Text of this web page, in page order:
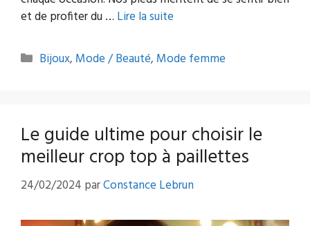
et de profiter du …Lire la suite
Catégories
Bijoux, Mode / Beauté, Mode femme
Le guide ultime pour choisir le
meilleur crop top à paillettes
24/02/2024 parConstance Lebrun